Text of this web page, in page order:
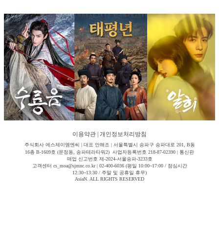
이용약관 개인정보처리방침
주식회사 에스제이엠엔씨 | 대표 안해조 | 서울특별시 송파구 송파대로 201, B동
16층 B-1609호 (문정동, 송파테라타워2) 사업자등록번호 218-87-02390 | 통신판
매업 신고번호 제-2024-서울송파-3233호
고객센터 cs_moa@sjmnc.co.kr | 02-400-6036 (평일 10:00~17:00 / 점심시간
12:30~13:30 / 주말 및 공휴일 휴무)
AsiaN. ALL RIGHTS RESERVED